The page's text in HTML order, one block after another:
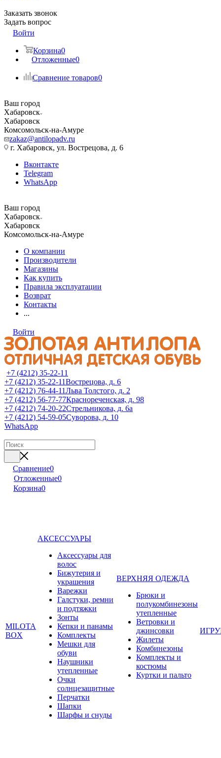
Заказать звонок
Задать вопрос
Войти
Корзина0
Отложенные0
Сравнение товаров0
Ваш город
Хабаровск
Хабаровск
Комсомольск-на-Амуре
zakaz@antilopadv.ru
г. Хабаровск, ул. Вострецова, д. 6
Вконтакте
Telegram
WhatsApp
Ваш город
Хабаровск
Хабаровск
Комсомольск-на-Амуре
О компании
Производители
Магазины
Как купить
Правила эксплуатации
Возврат
Контакты
...
Войти
+7 (4212) 35-22-11
+7 (4212) 35-22-11Вострецова, д. 6
+7 (4212) 76-44-11Льва Толстого, д. 2
+7 (4212) 56-77-77Краснореченская, д. 98
+7 (4212) 74-20-22Стрельникова, д. 6а
+7 (4212) 54-59-05Суворова, д. 10
WhatsApp
Сравнение0
Отложенные0
Корзина0
MILOTA
BOX
АКСЕССУАРЫ
Аксессуары для
волос
Бижутерия и
украшения
Варежки
Галстуки, ремни
и подтяжки
Зонты
Кепки и панамы
Комплекты
Мешки для
обуви
Наушники
утепленные
Очки
солнцезащитные
Перчатки
Шапки
Шарфы и снуды
ВЕРХНЯЯ ОДЕЖДА
Брюки и
полукомбинезоны
утепленные
Ветровки и
джинсовки
Жилеты
Комбинезоны
Комплекты и
костюмы
Куртки и пальто